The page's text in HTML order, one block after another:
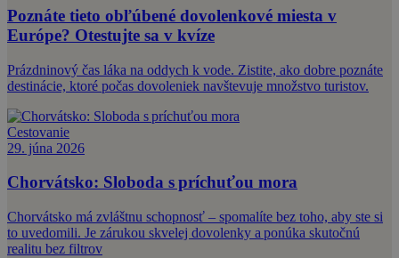
Poznáte tieto obľúbené dovolenkové miesta v
Európe? Otestujte sa v kvíze
Prázdninový čas láka na oddych k vode. Zistite, ako dobre poznáte
destinácie, ktoré počas dovoleniek navštevuje množstvo turistov.
Cestovanie
29. júna 2026
Chorvátsko: Sloboda s príchuťou mora
Chorvátsko má zvláštnu schopnosť – spomalíte bez toho, aby ste si
to uvedomili. Je zárukou skvelej dovolenky a ponúka skutočnú
realitu bez filtrov